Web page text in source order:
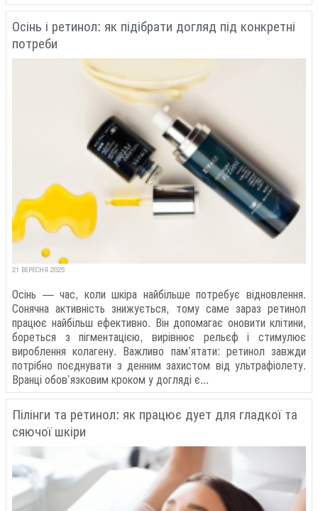
Осінь і ретинол: як підібрати догляд під конкретні
потреби
21 ВЕРЕСНЯ 2025
Осінь — час, коли шкіра найбільше потребує відновлення.
Сонячна активність знижується, тому саме зараз ретинол
працює найбільш ефективно. Він допомагає оновити клітини,
бореться з пігментацією, вирівнює рельєф і стимулює
вироблення колагену. Важливо пам’ятати: ретинол завжди
потрібно поєднувати з денним захистом від ультрафіолету.
Вранці обов’язковим кроком у догляді є...
Пілінги та ретинол: як працює дует для гладкої та
сяючої шкіри